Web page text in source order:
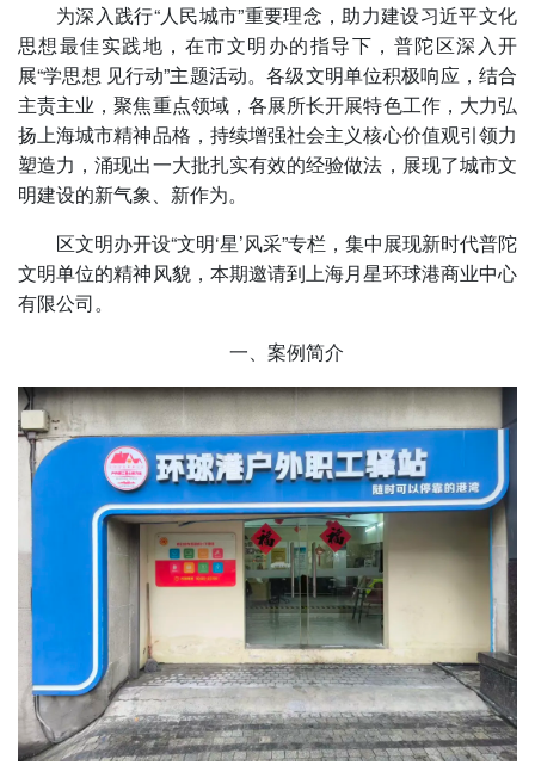
为深入践行“人民城市”重要理念，助力建设习近平文化
思想最佳实践地，在市文明办的指导下，普陀区深入开
展“学思想 见行动”主题活动。各级文明单位积极响应，结合
主责主业，聚焦重点领域，各展所长开展特色工作，大力弘
扬上海城市精神品格，持续增强社会主义核心价值观引领力
塑造力，涌现出一大批扎实有效的经验做法，展现了城市文
明建设的新气象、新作为。
区文明办开设“文明‘星’风采”专栏，集中展现新时代普陀
文明单位的精神风貌，本期邀请到上海月星环球港商业中心
有限公司。
一、案例简介